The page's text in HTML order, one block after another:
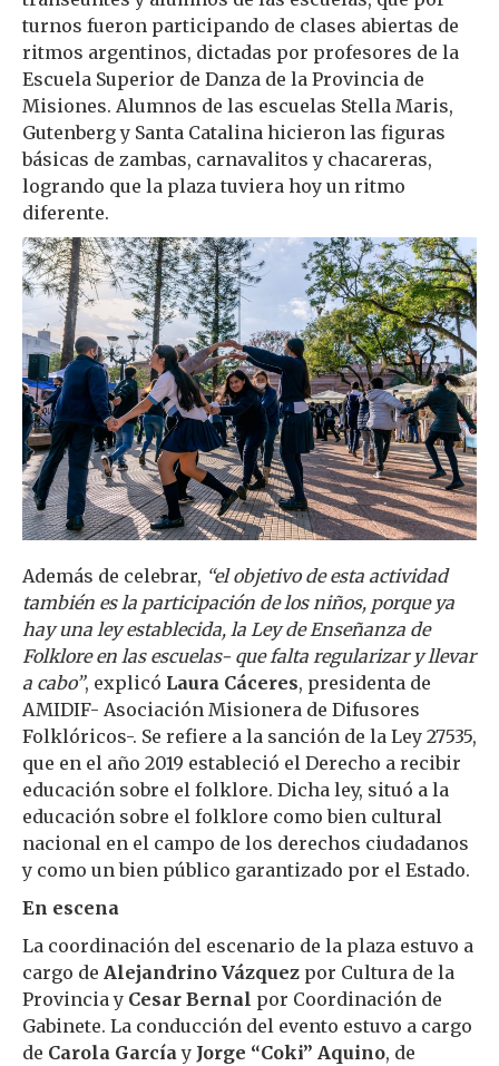
turnos fueron participando de clases abiertas de
ritmos argentinos, dictadas por profesores de la
Escuela Superior de Danza de la Provincia de
Misiones. Alumnos de las escuelas Stella Maris,
Gutenberg y Santa Catalina hicieron las figuras
básicas de zambas, carnavalitos y chacareras,
logrando que la plaza tuviera hoy un ritmo
diferente.
Además de celebrar, “el objetivo de esta actividad
también es la participación de los niños, porque ya
hay una ley establecida, la Ley de Enseñanza de
Folklore en las escuelas- que falta regularizar y llevar
a cabo”, explicó Laura Cáceres, presidenta de
AMIDIF- Asociación Misionera de Difusores
Folklóricos-. Se refiere a la sanción de la Ley 27535,
que en el año 2019 estableció el Derecho a recibir
educación sobre el folklore. Dicha ley, situó a la
educación sobre el folklore como bien cultural
nacional en el campo de los derechos ciudadanos
y como un bien público garantizado por el Estado.
En escena
La coordinación del escenario de la plaza estuvo a
cargo de Alejandrino Vázquez por Cultura de la
Provincia y Cesar Bernal por Coordinación de
Gabinete. La conducción del evento estuvo a cargo
de Carola Garcíay Jorge “Coki” Aquino, de